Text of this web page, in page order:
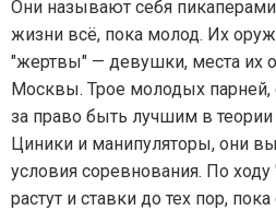
Они называют себя
жизни всё, пока молод. Их
"жертвы" — девушки, места их
Москвы. Трое молодых парней,
за право быть лучшим в теории
Циники и манипуляторы, они
условия соревнования. По ходу
растут и ставки до тех пор,